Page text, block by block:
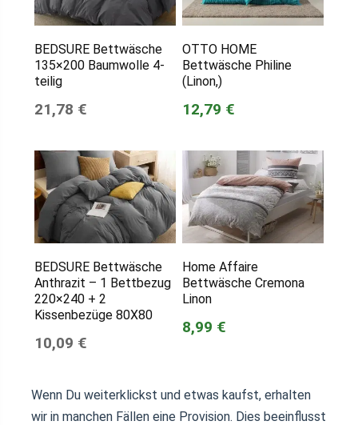
BEDSURE Bettwäsche
135×200 Baumwolle 4-
teilig
21,78 €
OTTO HOME
Bettwäsche Philine
(Linon,)
12,79 €
BEDSURE Bettwäsche
Anthrazit – 1 Bettbezug
220×240 + 2
Kissenbezüge 80X80
10,09 €
Home Affaire
Bettwäsche Cremona
Linon
8,99 €
Wenn Du weiterklickst und etwas kaufst, erhalten
wir in manchen Fällen eine Provision. Dies beeinflusst